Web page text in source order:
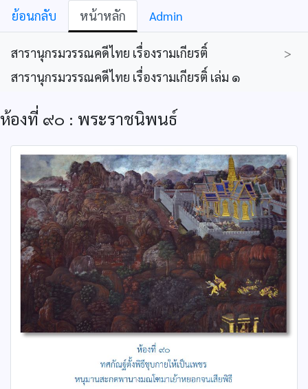
ย้อนกลับ หน้าหลัก Admin
สารานุกรมวรรณคดีไทย เรื่องรามเกียรติ์
>
สารานุกรมวรรณคดีไทย เรื่องรามเกียรติ์ เล่ม ๑
ห้องที่ ๙๐ : พระราชนิพนธ์